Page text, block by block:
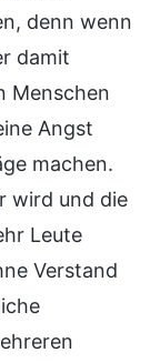
denn wenn
damit
Menschen
Angst
machen.
wird und die
Leute
Verstand